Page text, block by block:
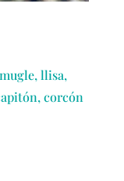
llisa,
corcón